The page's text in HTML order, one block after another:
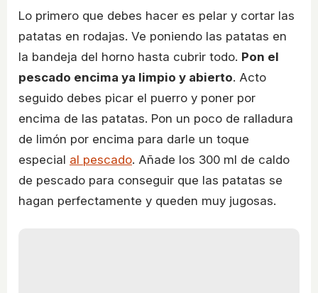
Lo primero que debes hacer es pelar y cortar las
patatas en rodajas. Ve poniendo las patatas en
la bandeja del horno hasta cubrir todo. Pon el
pescado encima ya limpio y abierto. Acto
seguido debes picar el puerro y poner por
encima de las patatas. Pon un poco de ralladura
de limón por encima para darle un toque
especial al pescado. Añade los 300 ml de caldo
de pescado para conseguir que las patatas se
hagan perfectamente y queden muy jugosas.